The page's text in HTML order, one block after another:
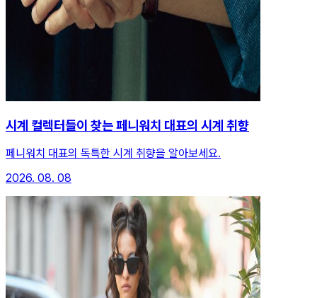
시계 컬렉터들이 찾는 페니워치 대표의 시계 취향
페니워치 대표의 독특한 시계 취향을 알아보세요.
2026. 08. 08